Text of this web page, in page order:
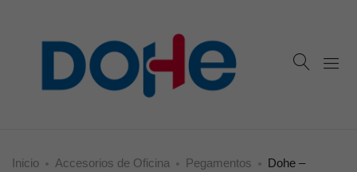
Inicio Accesorios de Oficina Pegamentos
Dohe –